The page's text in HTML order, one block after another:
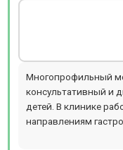
Многопрофильный
консультативный и
детей. В клинике
направлениям
кардиологии,